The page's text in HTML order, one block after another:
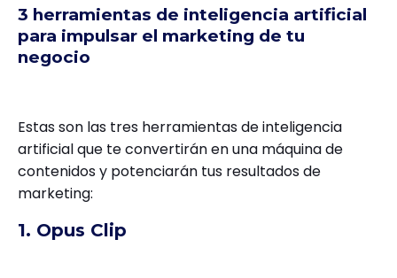
3 herramientas de inteligencia artificial
para impulsar el marketing de tu
negocio
Estas son las tres herramientas de inteligencia
artificial que te convertirán en una máquina de
contenidos y potenciarán tus resultados de
marketing:
1. Opus Clip